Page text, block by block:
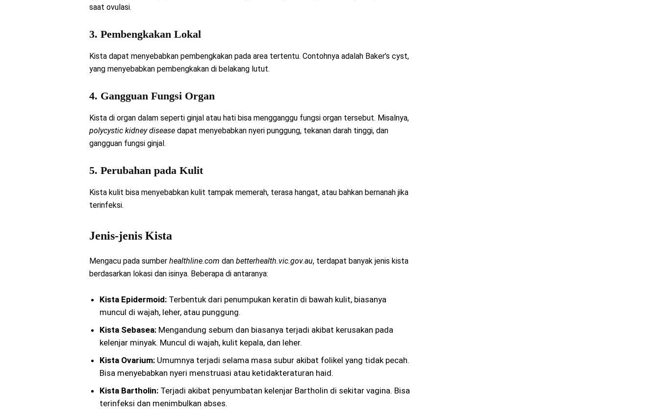
saat ovulasi.
3. Pembengkakan Lokal
Kista dapat menyebabkan pembengkakan pada area tertentu. Contohnya adalah Baker’s cyst,
yang menyebabkan pembengkakan di belakang lutut.
4. Gangguan Fungsi Organ
Kista di organ dalam seperti ginjal atau hati bisa mengganggu fungsi organ tersebut. Misalnya,
polycystic kidney disease dapat menyebabkan nyeri punggung, tekanan darah tinggi, dan
gangguan fungsi ginjal.
5. Perubahan pada Kulit
Kista kulit bisa menyebabkan kulit tampak memerah, terasa hangat, atau bahkan bernanah jika
terinfeksi.
Jenis-jenis Kista
Mengacu pada sumber healthline.com dan betterhealth.vic.gov.au, terdapat banyak jenis kista
berdasarkan lokasi dan isinya. Beberapa di antaranya:
Kista Epidermoid: Terbentuk dari penumpukan keratin di bawah kulit, biasanya
muncul di wajah, leher, atau punggung.
Kista Sebasea: Mengandung sebum dan biasanya terjadi akibat kerusakan pada
kelenjar minyak. Muncul di wajah, kulit kepala, dan leher.
Kista Ovarium: Umumnya terjadi selama masa subur akibat folikel yang tidak pecah.
Bisa menyebabkan nyeri menstruasi atau ketidakteraturan haid.
Kista Bartholin: Terjadi akibat penyumbatan kelenjar Bartholin di sekitar vagina. Bisa
terinfeksi dan menimbulkan abses.